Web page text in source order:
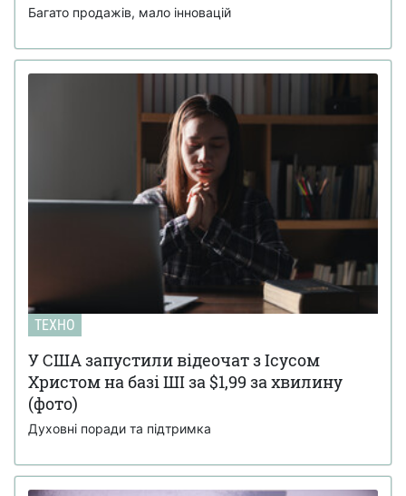
Багато продажів, мало інновацій
ТЕХНО
У США запустили відеочат з Ісусом
Христом на базі ШІ за $1,99 за хвилину
(фото)
Духовні поради та підтримка